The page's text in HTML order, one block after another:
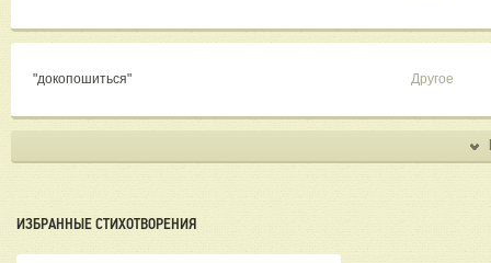
"докопошиться" Другое
ИЗБРАННЫЕ СТИХОТВОРЕНИЯ